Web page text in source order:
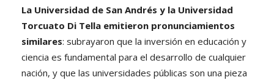
La Universidad de San Andrés y la Universidad
Torcuato Di Tella emitieron pronunciamientos
similares: subrayaron que la inversión en educación y
ciencia es fundamental para el desarrollo de cualquier
nación, y que las universidades públicas son una pieza